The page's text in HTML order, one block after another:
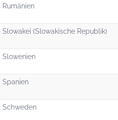
Rumänien
Slowakei (Slowakische Republik)
Slowenien
Spanien
Schweden